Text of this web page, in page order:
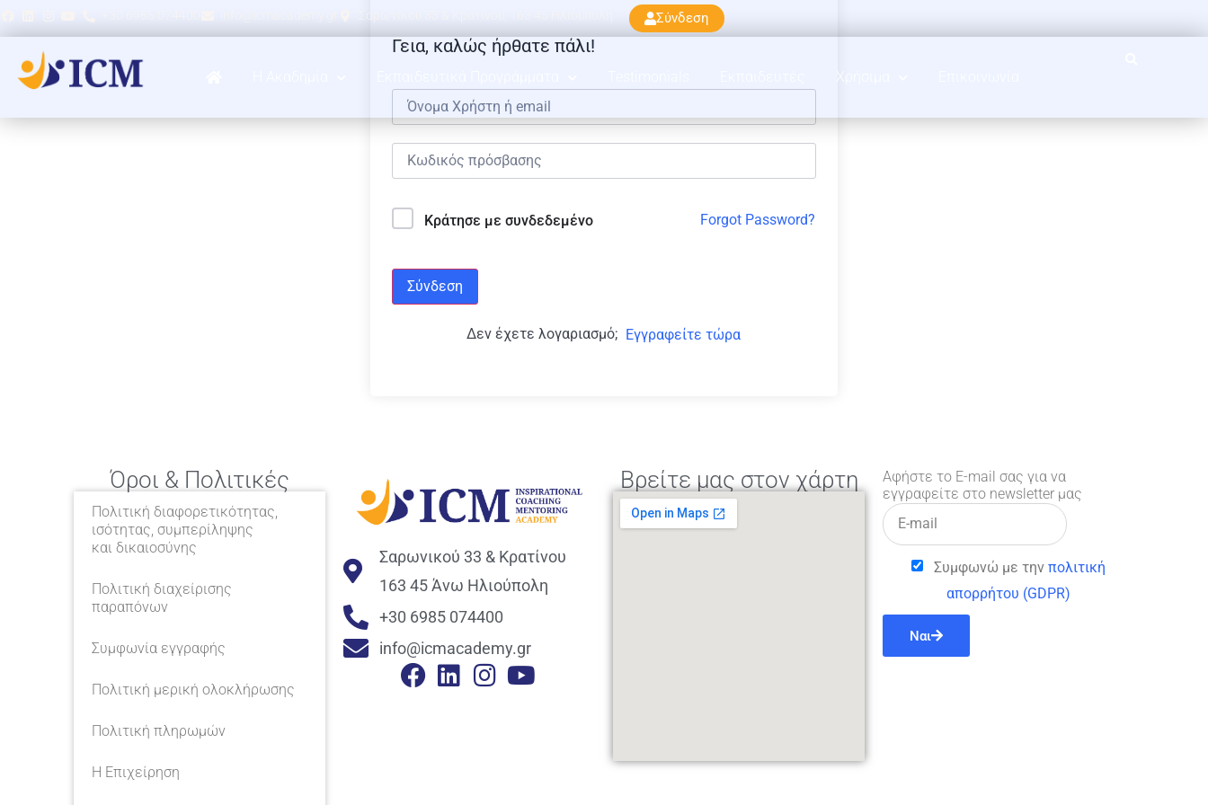
Σύνδεση
Χρήσιμα
Γεια, καλώς ήρθατε πάλι!
Κράτησε με συνδεδεμένο Forgot Password?
Σύνδεση
Δεν έχετε λογαριασμό; Εγγραφείτε τώρα
Όροι & Πολιτικές
Πολιτική διαφορετικότητας,
ισότητας, συμπερίληψης
και δικαιοσύνης
Πολιτική διαχείρισης
παραπόνων
Συμφωνία εγγραφής
Πολιτική μερική ολοκλήρωσης
Πολιτική πληρωμών
Η Επιχείρηση
Σαρωνικού 33 & Κρατίνου
163 45 Άνω Ηλιούπολη
+30 6985 074400
info@icmacademy.gr
Βρείτε μας στον χάρτη
Αφήστε το E-mail σας για να
εγγραφείτε στο newsletter μας
Συμφωνώ με την πολιτική
απορρήτου (GDPR)
Ναι